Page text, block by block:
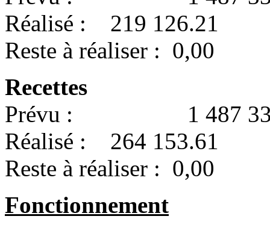
Réalisé : 219 126.21
Reste à réaliser : 0,00
Recettes
Prévu : 1 487
Réalisé : 264 153.61
Reste à réaliser : 0,00
Fonctionnement